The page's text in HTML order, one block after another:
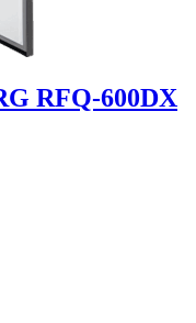
RFQ-600DX